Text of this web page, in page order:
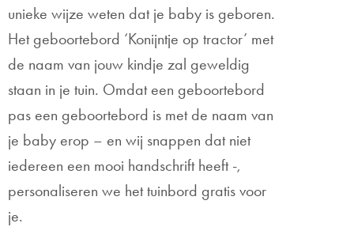
unieke wijze weten dat je baby is geboren.
Het geboortebord ‘Konijntje op tractor’ met
de naam van jouw kindje zal geweldig
staan in je tuin. Omdat een geboortebord
pas een geboortebord is met de naam van
je baby erop – en wij snappen dat niet
iedereen een mooi handschrift heeft -,
personaliseren we het tuinbord gratis voor
je.